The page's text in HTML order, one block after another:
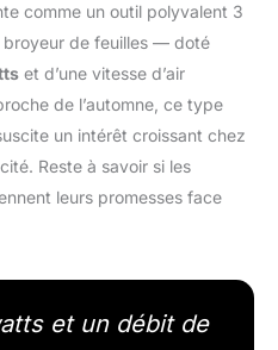
comme un outil polyvalent 3
de feuilles — doté
et d’une vitesse d’air
de l’automne, ce type
un intérêt croissant chez
Reste à savoir si les
leurs promesses face
et un débit de